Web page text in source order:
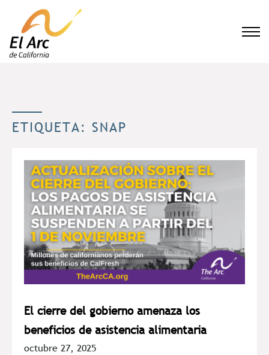
ETIQUETA: SNAP
El cierre del gobierno amenaza los
beneficios de asistencia alimentaria
octubre 27, 2025